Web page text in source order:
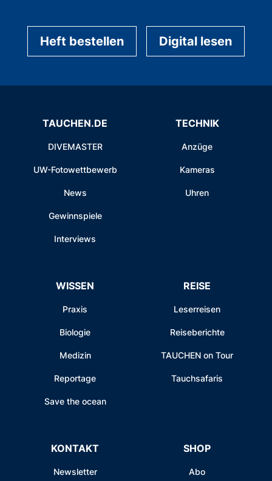
Heft bestellen Digital lesen
TAUCHEN.DE
DIVEMASTER
UW-Fotowettbewerb
News
Gewinnspiele
Interviews
TECHNIK
Anzüge
Kameras
Uhren
WISSEN
Praxis
Biologie
Medizin
Reportage
Save the ocean
REISE
Leserreisen
Reiseberichte
TAUCHEN on Tour
Tauchsafaris
KONTAKT
Newsletter
SHOP
Abo